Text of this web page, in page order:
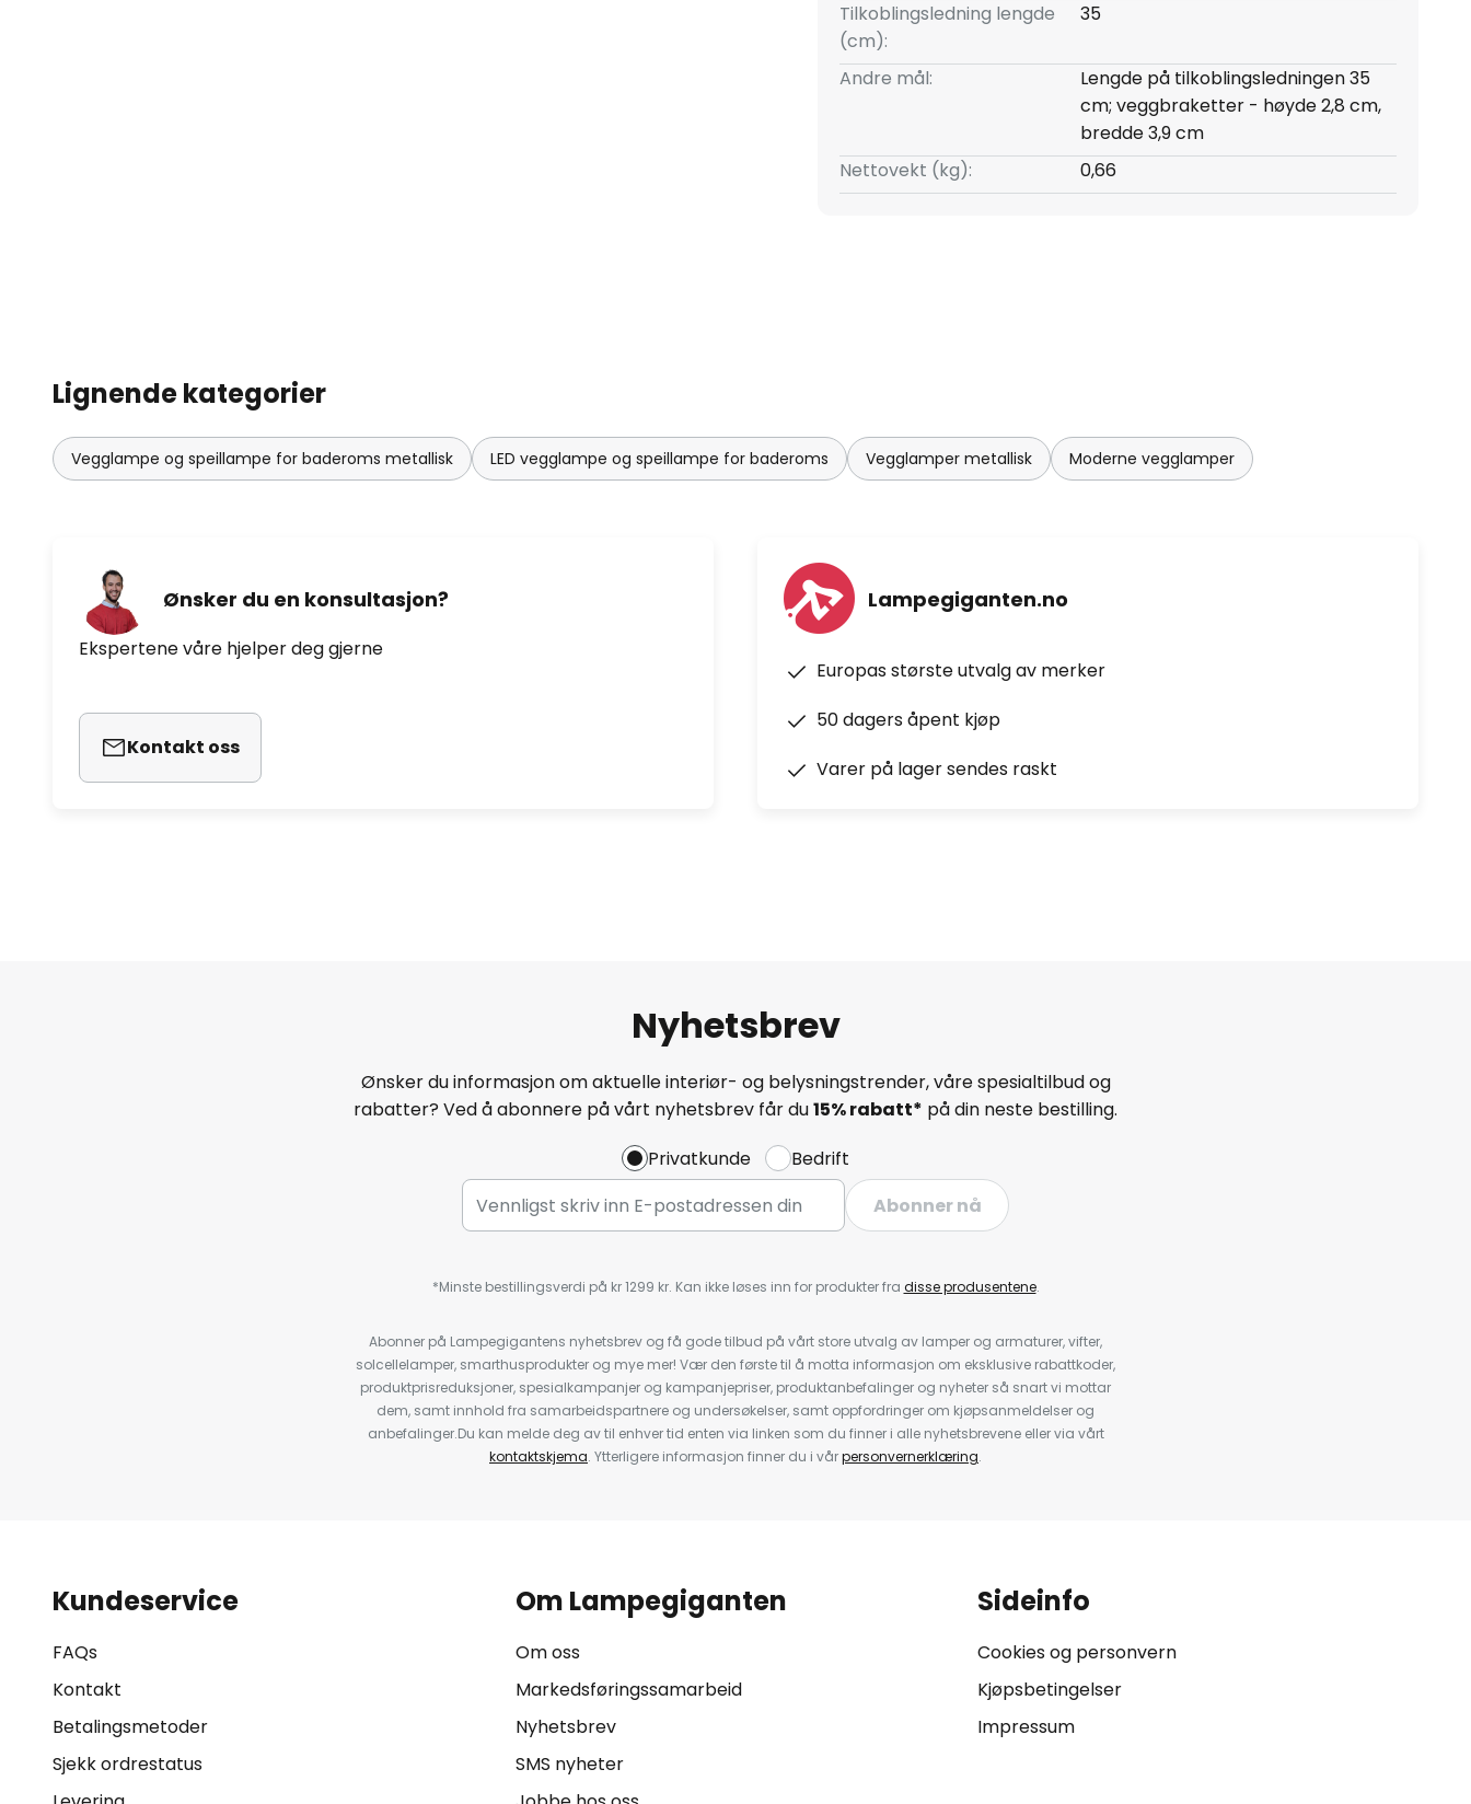
Tilkoblingsledning lengde
(cm):
35
Andre mål:
Lengde på tilkoblingsledningen 35
cm; veggbraketter - høyde 2,8 cm,
bredde 3,9 cm
Nettovekt (kg):
0,66
Lignende kategorier
Vegglampe og speillampe for baderoms metallisk LED vegglampe og speillampe for baderoms Vegglamper metallisk Moderne vegglamper
Ønsker du en konsultasjon?
Ekspertene våre hjelper deg gjerne
Kontakt oss
Lampegiganten.no
Europas største utvalg av merker
50 dagers åpent kjøp
Varer på lager sendes raskt
Nyhetsbrev
Ønsker du informasjon om aktuelle interiør- og belysningstrender, våre spesialtilbud og
rabatter? Ved å abonnere på vårt nyhetsbrev får du15% rabatt* på din neste bestilling.
Privatkunde
Bedrift
Abonner nå
*Minste bestillingsverdi på kr 1299 kr. Kan ikke løses inn for produkter fra disse produsentene.
Abonner på Lampegigantens nyhetsbrev og få gode tilbud på vårt store utvalg av lamper og armaturer, vifter,
solcellelamper, smarthusprodukter og mye mer! Vær den første til å motta informasjon om eksklusive rabattkoder,
produktprisreduksjoner, spesialkampanjer og kampanjepriser, produktanbefalinger og nyheter så snart vi mottar
dem, samt innhold fra samarbeidspartnere og undersøkelser, samt oppfordringer om kjøpsanmeldelser og
anbefalinger.Du kan melde deg av til enhver tid enten via linken som du finner i alle nyhetsbrevene eller via vårt
kontaktskjema. Ytterligere informasjon finner du i vårpersonvernerklæring.
Kundeservice
FAQs
Kontakt
Betalingsmetoder
Sjekk ordrestatus
Om Lampegiganten
Om oss
Markedsføringssamarbeid
Nyhetsbrev
SMS nyheter
Sideinfo
Cookies og personvern
Kjøpsbetingelser
Impressum